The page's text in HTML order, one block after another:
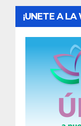
¡UNETE A